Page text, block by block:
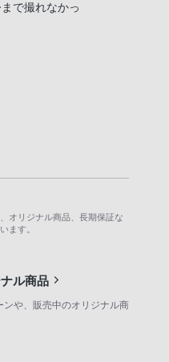
で撮れなかっ
オリジナル商品、長期保証な
ます。
ル商品
や、販売中のオリジナル商